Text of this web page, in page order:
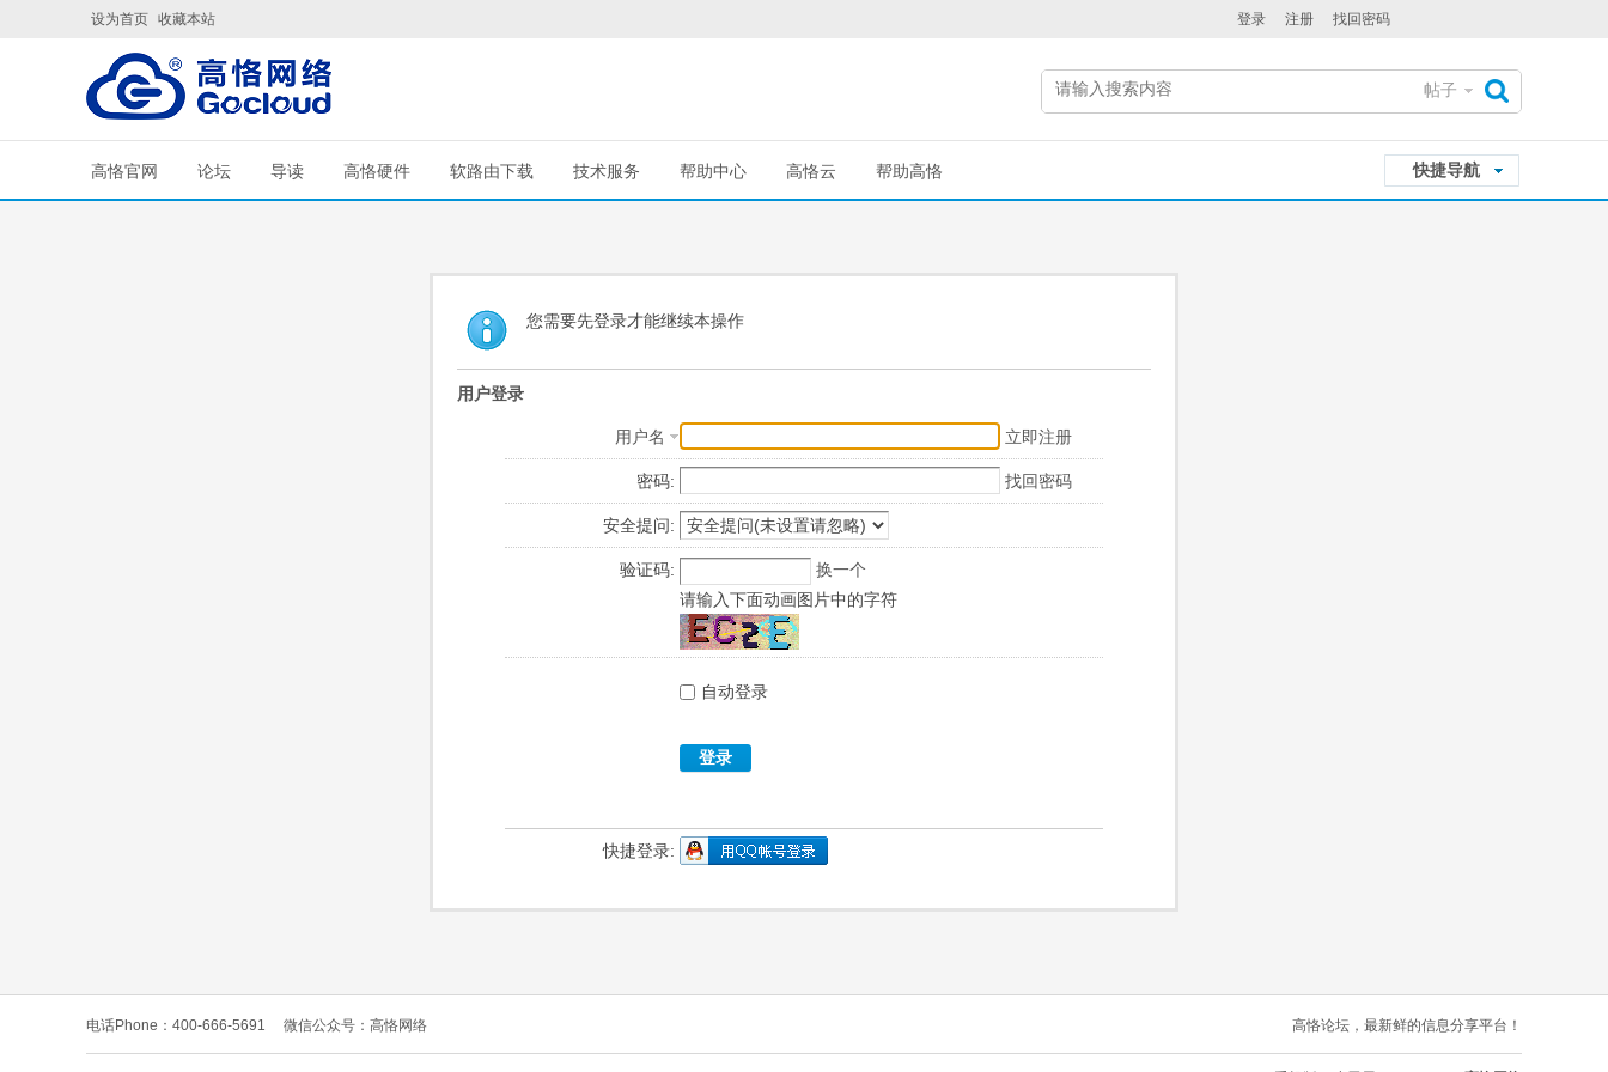
设为首页 收藏本站 登录 注册 找回密码
帖子
快捷导航
高恪官网 论坛 导读 高恪硬件 软路由下载 技术服务 帮助中心 高恪云 帮助高恪
您需要先登录才能继续本操作
用户登录
用户名 立即注册
密码: 找回密码
安全提问:
验证码:
换一个
请输入下面动画图片中的字符
自动登录
登录
快捷登录:
电话Phone：400-666-5691 微信公众号：高恪网络 高恪论坛，最新鲜的信息分享平台！